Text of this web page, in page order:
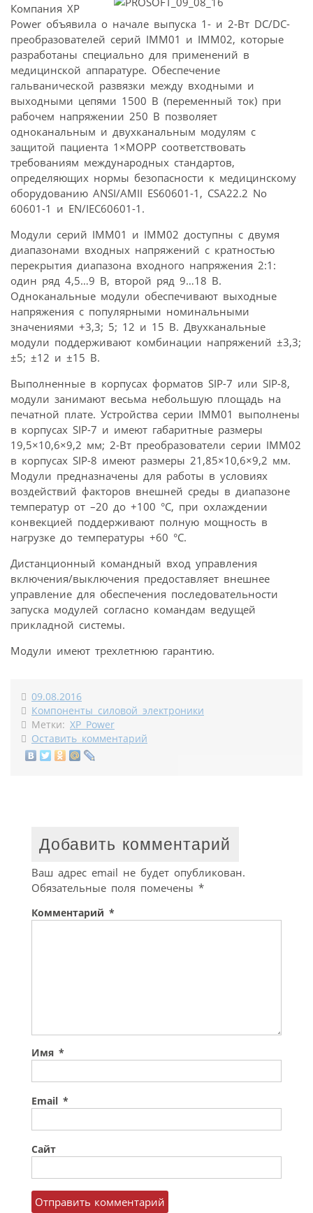
Компания XP
Power объявила о начале выпуска 1- и 2-Вт DC/DC-
преобразователей серий IMM01 и IMM02, которые
разработаны специально для применений в
медицинской аппаратуре. Обеспечение
гальванической развязки между входными и
выходными цепями 1500 В (переменный ток) при
рабочем напряжении 250 В позволяет
одноканальным и двухканальным модулям с
защитой пациента 1×MOPP соответствовать
требованиям международных стандартов,
определяющих нормы безопасности к медицинскому
оборудованию ANSI/AMII ES60601-1, CSA22.2 No
60601-1 и EN/IEC60601-1.
Модули серий IMM01 и IMM02 доступны с двумя
диапазонами входных напряжений с кратностью
перекрытия диапазона входного напряжения 2:1:
один ряд 4,5…9 В, второй ряд 9…18 В.
Одноканальные модули обеспечивают выходные
напряжения с популярными номинальными
значениями +3,3; 5; 12 и 15 В. Двухканальные
модули поддерживают комбинации напряжений ±3,3;
±5; ±12 и ±15 В.
Выполненные в корпусах форматов SIP-7 или SIP-8,
модули занимают весьма небольшую площадь на
печатной плате. Устройства серии IMM01 выполнены
в корпусах SIP-7 и имеют габаритные размеры
19,5×10,6×9,2 мм; 2-Вт преобразователи серии IMM02
в корпусах SIP-8 имеют размеры 21,85×10,6×9,2 мм.
Модули предназначены для работы в условиях
воздействий факторов внешней среды в диапазоне
температур от –20 до +100 °C, при охлаждении
конвекцией поддерживают полную мощность в
нагрузке до температуры +60 °C.
Дистанционный командный вход управления
включения/выключения предоставляет внешнее
управление для обеспечения последовательности
запуска модулей согласно командам ведущей
прикладной системы.
Модули имеют трехлетнюю гарантию.
09.08.2016
Компоненты силовой электроники
Метки: XP Power
Оставить комментарий
Добавить комментарий
Ваш адрес email не будет опубликован.
Обязательные поля помечены *
Комментарий *
Имя *
Email *
Сайт